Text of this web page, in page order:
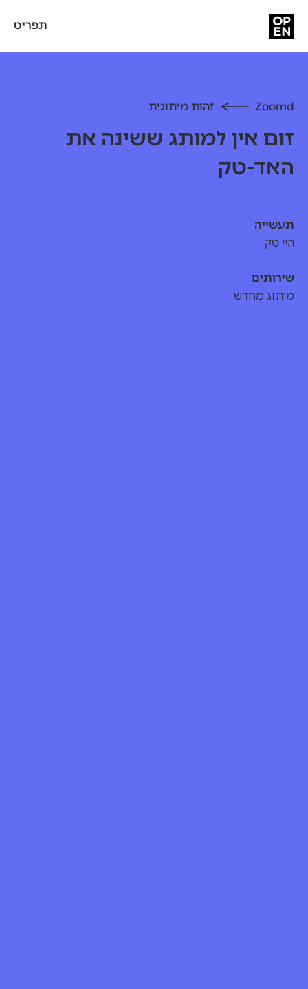
תפריט
Zoomd זהות מיתוגית
זום אין למותג ששינה את
האד-טק
תעשייה
היי טק
שירותים
מיתוג מחדש